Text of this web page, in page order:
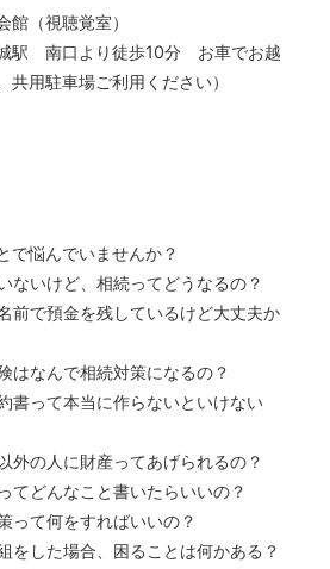
館（視聴覚室）
城駅 南口より徒歩10分 お車でお越
共用駐車場ご利用ください）
で悩んでいませんか？
ないけど、相続ってどうなるの？
前で預金を残しているけど大丈夫か
はなんで相続対策になるの？
書って本当に作らないといけない
外の人に財産ってあげられるの？
てどんなこと書いたらいいの？
って何をすればいいの？
をした場合、困ることは何かある？